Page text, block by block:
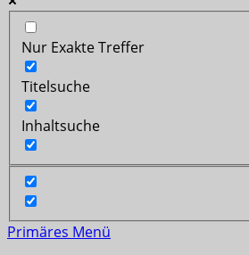
Nur Exakte Treffer
Titelsuche
Inhaltsuche
Primäres Menü